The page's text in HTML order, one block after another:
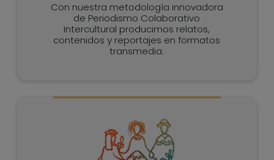
Con nuestra metodología innovadora
de Periodismo Colaborativo
Intercultural producimos relatos,
contenidos y reportajes en formatos
transmedia.